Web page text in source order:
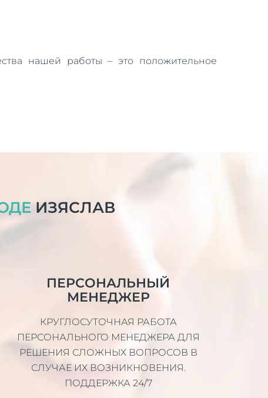
нашей работы – это положительное
ИЗЯСЛАВ
ПЕРСОНАЛЬНЫЙ
МЕНЕДЖЕР
КРУГЛОСУТОЧНАЯ РАБОТА
ПЕРСОНАЛЬНОГО МЕНЕДЖЕРА ДЛЯ
РЕШЕНИЯ СЛОЖНЫХ ВОПРОСОВ В
СЛУЧАЕ ИХ ВОЗНИКНОВЕНИЯ.
ПОДДЕРЖКА 24/7